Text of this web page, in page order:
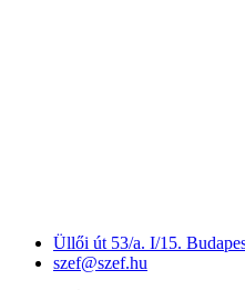
Üllői út 53/a. I/15.
szef@szef.hu